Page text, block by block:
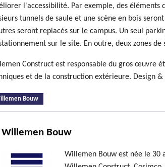
l'accessibilité. Par exemple, des éléments
tunnels de saule et une scène en bois
seront replacés sur le campus. Un seul
sur le site. En outre, deux zones
Construct est responsable du gros œuvre
et de la construction extérieure. Design &
Bouw
Willemen Bouw
Willemen Bouw est née le 30